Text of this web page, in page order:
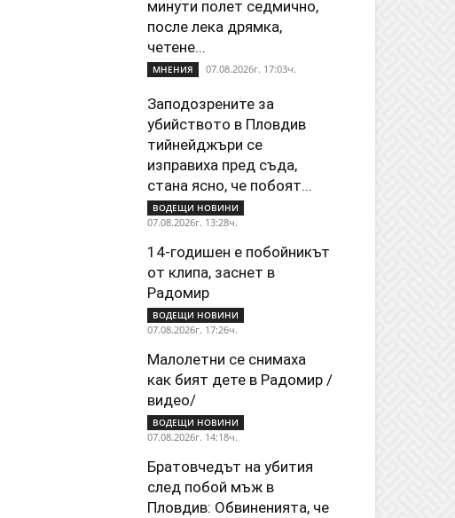
минути полет седмично,
после лека дрямка,
четене...
МНЕНИЯ 07.08.2026г. 17:03ч.
Заподозрените за
убийството в Пловдив
тийнейджъри се
изправиха пред съда,
стана ясно, че побоят...
ВОДЕЩИ НОВИНИ
07.08.2026г. 13:28ч.
14-годишен е побойникът
от клипа, заснет в
Радомир
ВОДЕЩИ НОВИНИ
07.08.2026г. 17:26ч.
Малолетни се снимаха
как бият дете в Радомир /
видео/
ВОДЕЩИ НОВИНИ
07.08.2026г. 14:18ч.
Братовчедът на убития
след побой мъж в
Пловдив: Обвиненията, че